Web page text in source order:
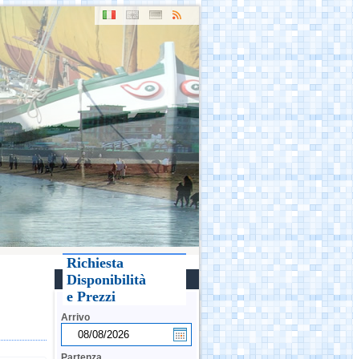
Richiesta
Disponibilità
e Prezzi
Arrivo